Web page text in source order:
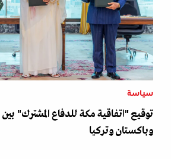
سياسة
توقيع "اتفاقية مكة للدفاع المشترك"
وباكستان وتركيا